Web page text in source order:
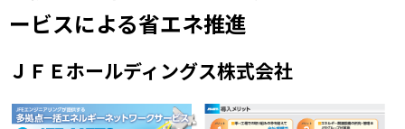
ービスによる省エネ推進
ＪＦＥホールディングス株式会社